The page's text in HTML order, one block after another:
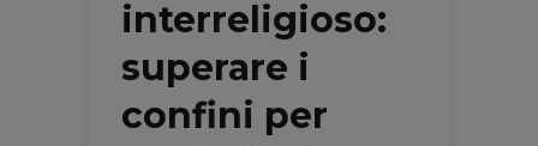
interreligioso:
superare i
confini per